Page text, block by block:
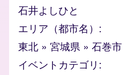
石井よしひと
エリア（都市名）
東北 » 宮城県 » 石巻市
イベントカテゴリ